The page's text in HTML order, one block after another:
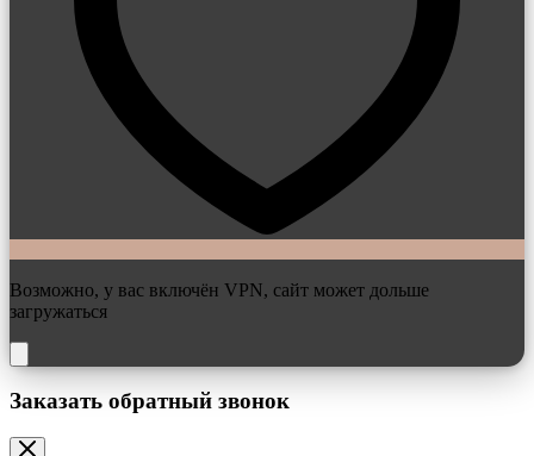
Возможно, у вас включён VPN, сайт может дольше
загружаться
Заказать обратный звонок